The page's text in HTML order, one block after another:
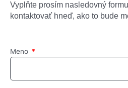
Vyplňte prosím nasledovný
kontaktovať hneď, ako to bude
Meno